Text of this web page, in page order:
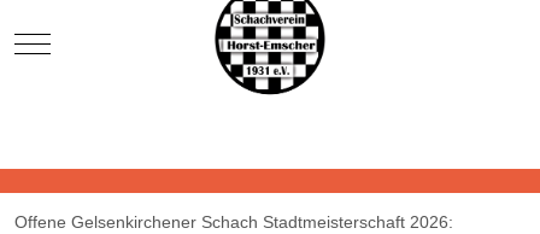
Mobile Menu Toggle
Offene Gelsenkirchener Schach Stadtmeisterschaft 2026: